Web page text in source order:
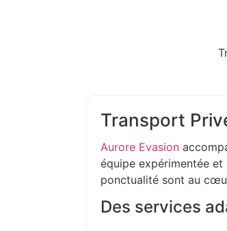
Transport
Aurore Evasion
équipe expérimentée
ponctualité sont au
Des services